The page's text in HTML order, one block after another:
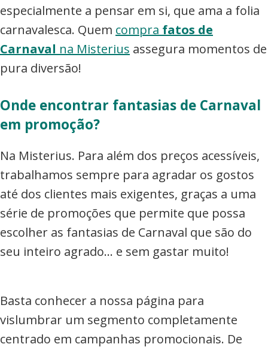
especialmente a pensar em si, que ama a folia
carnavalesca. Quem compra fatos de
Carnaval na Misterius assegura momentos de
pura diversão!
Onde encontrar fantasias de Carnaval
em promoção?
Na Misterius. Para além dos preços acessíveis,
trabalhamos sempre para agradar os gostos
até dos clientes mais exigentes, graças a uma
série de promoções que permite que possa
escolher as fantasias de Carnaval que são do
seu inteiro agrado… e sem gastar muito!
Basta conhecer a nossa página para
vislumbrar um segmento completamente
centrado em campanhas promocionais. De